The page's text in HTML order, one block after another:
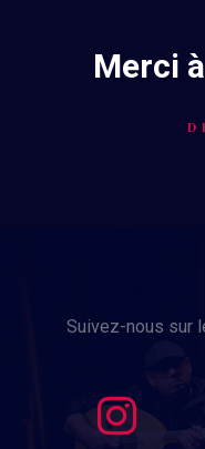
Merci
D
Suivez-nous sur